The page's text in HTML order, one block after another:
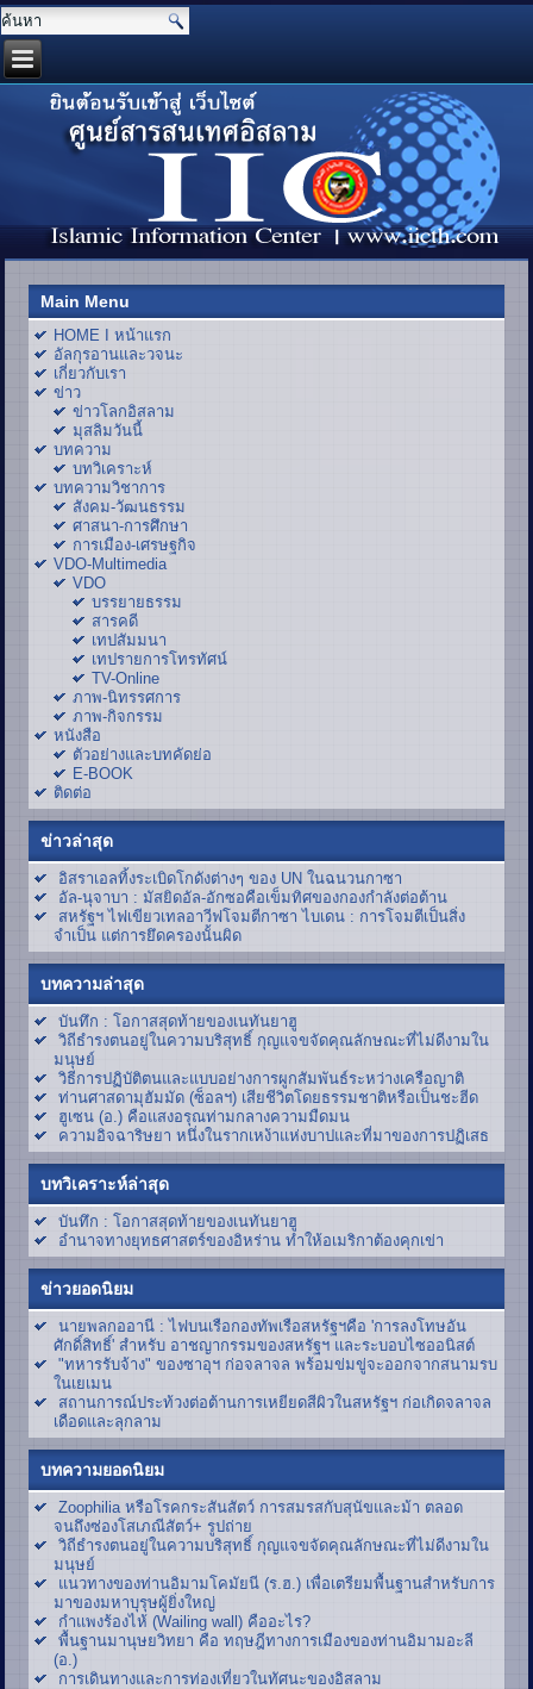
Main Menu
HOME I หน้าแรก
อัลกุรอานและวจนะ
เกี่ยวกับเรา
ข่าว
ข่าวโลกอิสลาม
มุสลิมวันนี้
บทความ
บทวิเคราะห์
บทความวิชาการ
สังคม-วัฒนธรรม
ศาสนา-การศึกษา
การเมือง-เศรษฐกิจ
VDO-Multimedia
VDO
บรรยายธรรม
สารคดี
เทปสัมมนา
เทปรายการโทรทัศน์
TV-Online
ภาพ-นิทรรศการ
ภาพ-กิจกรรม
หนังสือ
ตัวอย่างและบทคัดย่อ
E-BOOK
ติดต่อ
ข่าวล่าสุด
อิสราเอลทิ้งระเบิดโกดังต่างๆ ของ UN ในฉนวนกาซา
อัล-นุจาบา : มัสยิดอัล-อักซอคือเข็มทิศของกองกำลังต่อต้าน
สหรัฐฯ ไฟเขียวเทลอาวีฟโจมตีกาซา ไบเดน : การโจมตีเป็นสิ่ง
จำเป็น แต่การยึดครองนั้นผิด
บทความล่าสุด
บันทึก : โอกาสสุดท้ายของเนทันยาฮู
วิถีธำรงตนอยู่ในความบริสุทธิ์ กุญแจขจัดคุณลักษณะที่ไม่ดีงามใน
มนุษย์
วิธีการปฏิบัติตนและแบบอย่างการผูกสัมพันธ์ระหว่างเครือญาติ
ท่านศาสดามุฮัมมัด (ซ็อลฯ) เสียชีวิตโดยธรรมชาติหรือเป็นชะฮีด
ฮูเซน (อ.) คือแสงอรุณท่ามกลางความมืดมน
ความอิจฉาริษยา หนึ่งในรากเหง้าแห่งบาปและที่มาของการปฏิเสธ
บทวิเคราะห์ล่าสุด
บันทึก : โอกาสสุดท้ายของเนทันยาฮู
อำนาจทางยุทธศาสตร์ของอิหร่าน ทำให้อเมริกาต้องคุกเข่า
ข่าวยอดนิยม
นายพลกออานี : ไฟบนเรือกองทัพเรือสหรัฐฯคือ 'การลงโทษอัน
ศักดิ์สิทธิ์' สำหรับ อาชญากรรมของสหรัฐฯ และระบอบไซออนิสต์
"ทหารรับจ้าง" ของซาอุฯ ก่อจลาจล พร้อมข่มขู่จะออกจากสนามรบ
ในเยเมน
สถานการณ์ประท้วงต่อต้านการเหยียดสีผิวในสหรัฐฯ ก่อเกิดจลาจล
เดือดและลุกลาม
บทความยอดนิยม
Zoophilia หรือโรคกระสันสัตว์ การสมรสกับสุนัขและม้า ตลอด
จนถึงซ่องโสเภณีสัตว์+ รูปถ่าย
วิถีธำรงตนอยู่ในความบริสุทธิ์ กุญแจขจัดคุณลักษณะที่ไม่ดีงามใน
มนุษย์
แนวทางของท่านอิมามโคมัยนี (ร.ฮ.) เพื่อเตรียมพื้นฐานสำหรับการ
มาของมหาบุรุษผู้ยิ่งใหญ่
กำแพงร้องไห้ (Wailing wall) คืออะไร?
พื้นฐานมานุษยวิทยา คือ ทฤษฎีทางการเมืองของท่านอิมามอะลี
(อ.)
การเดินทางและการท่องเที่ยวในทัศนะของอิสลาม